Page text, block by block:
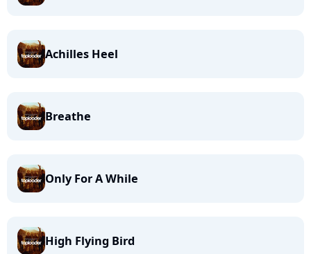
Achilles Heel
Breathe
Only For A While
High Flying Bird